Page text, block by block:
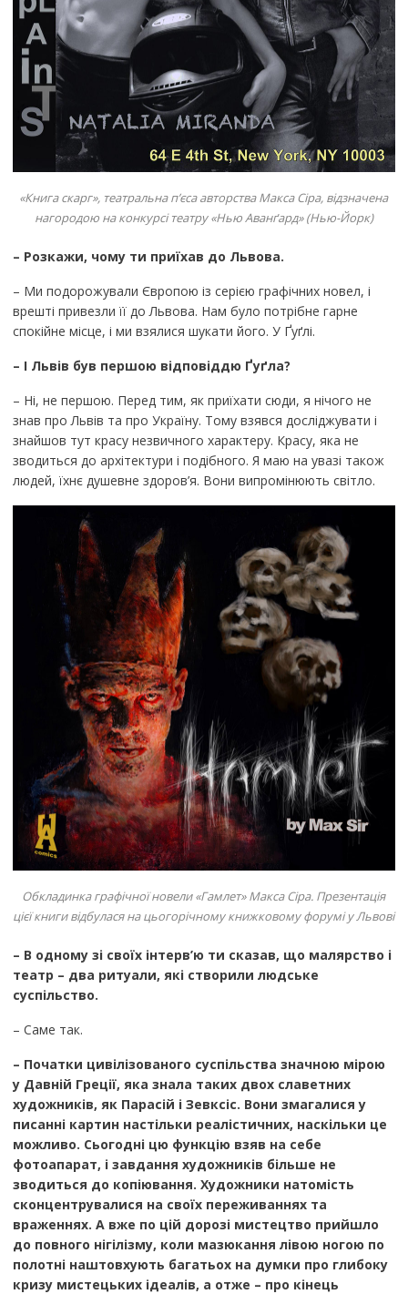
«Книга скарг», театральна п’єса авторства Макса Сіра, відзначена
нагородою на конкурсі театру «Нью Аванґард» (Нью-Йорк)
– Розкажи, чому ти приїхав до Львова.
– Ми подорожували Європою із серією графічних новел, і
врешті привезли її до Львова. Нам було потрібне гарне
спокійне місце, і ми взялися шукати його. У Ґуґлі.
– І Львів був першою відповіддю Ґуґла?
– Ні, не першою. Перед тим, як приїхати сюди, я нічого не
знав про Львів та про Україну. Тому взявся досліджувати і
знайшов тут красу незвичного характеру. Красу, яка не
зводиться до архітектури і подібного. Я маю на увазі також
людей, їхнє душевне здоров’я. Вони випромінюють світло.
Обкладинка графічної новели «Гамлет» Макса Сіра. Презентація
цієї книги відбулася на цьогорічному книжковому форумі у Львові
– В одному зі своїх інтерв’ю ти сказав, що малярство і
театр – два ритуали, які створили людське
суспільство.
– Саме так.
– Початки цивілізованого суспільства значною мірою
у Давній Греції, яка знала таких двох славетних
художників, як Парасій і Зевксіс. Вони змагалися у
писанні картин настільки реалістичних, наскільки це
можливо. Сьогодні цю функцію взяв на себе
фотоапарат, і завдання художників більше не
зводиться до копіювання. Художники натомість
сконцентрувалися на своїх переживаннях та
враженнях. А вже по цій дорозі мистецтво прийшло
до повного нігілізму, коли мазюкання лівою ногою по
полотні наштовхують багатьох на думки про глибоку
кризу мистецьких ідеалів, а отже – про кінець